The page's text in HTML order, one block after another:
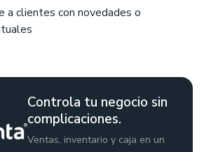
a clientes con novedades o
Controla tu negocio sin
complicaciones.
Ventas, inventario y caja en un